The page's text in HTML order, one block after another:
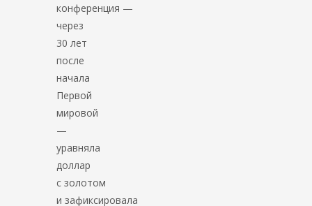
конференция —
через
30 лет
после
начала
Первой
мировой
—
уравняла
доллар
с золотом
и зафиксировала